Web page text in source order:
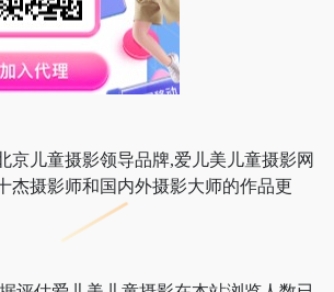
京儿童摄影领导品牌,爱儿美儿童摄影网
杰摄影师和国内外摄影大师的作品更